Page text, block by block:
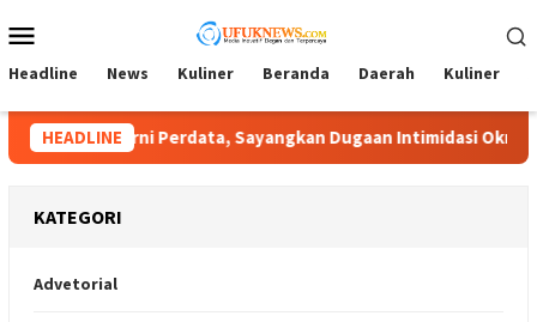
ke
kontenMobile
Headline News Kuliner Beranda Daerah Kuliner
HEADLINE
Sayangkan Dugaan Intimidasi Oknum Desa
KATEGORI
Advetorial